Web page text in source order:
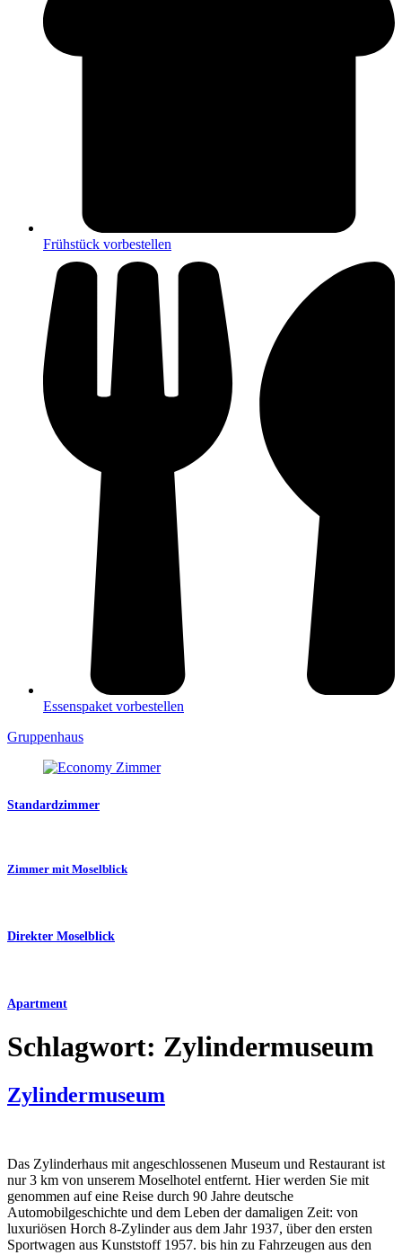
Frühstück vorbestellen
Essenspaket vorbestellen
Gruppenhaus
Standardzimmer
Zimmer mit Moselblick
Direkter Moselblick
Apartment
Schlagwort: Zylindermuseum
Zylindermuseum
Das Zylinderhaus mit angeschlossenen Museum und Restaurant ist
nur 3 km von unserem Moselhotel entfernt. Hier werden Sie mit
genommen auf eine Reise durch 90 Jahre deutsche
Automobilgeschichte und dem Leben der damaligen Zeit: von
luxuriösen Horch 8-Zylinder aus dem Jahr 1937, über den ersten
Sportwagen aus Kunststoff 1957. bis hin zu Fahrzeugen aus den